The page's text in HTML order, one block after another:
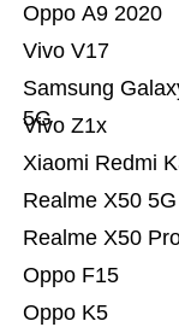
Oppo K5
Oppo F15
Realme X50
Realme X50 5G
Xiaomi Redmi
Vivo Z1x
Samsung
5G
Vivo V17
Oppo A9 2020